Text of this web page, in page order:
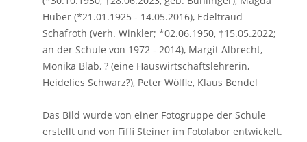
Huber (*21.01.1925 - 14.05.2016), Edeltraud
Schafroth (verh. Winkler; *02.06.1950, †15.05.2022;
an der Schule von 1972 - 2014), Margit Albrecht,
Monika Blab, ? (eine Hauswirtschaftslehrerin,
Heidelies Schwarz?), Peter Wölfle, Klaus Bendel
Das Bild wurde von einer Fotogruppe der Schule
erstellt und von Fiffi Steiner im Fotolabor entwickelt.